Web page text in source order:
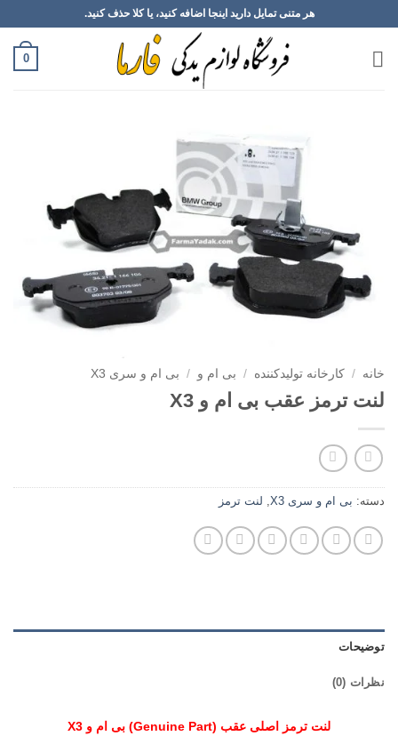
to
content
هر متنی تمایل دارید اینجا اضافه کنید، یا کلا حذف کنید.
0
خانه / کارخانه تولیدکننده / بی ام و / بی ام و سری X3
لنت ترمز عقب بی ام و X3
دسته: بی ام و سری X3 لنت ترمز
توضیحات
نظرات (0)
لنت ترمز اصلی عقب (Genuine Part) بی ام و X3